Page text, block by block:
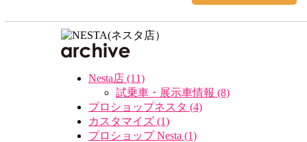
Nesta店 (11)
試乗車・展示車情報 (8)
プロショップネスタ (4)
カスタマイズ (1)
プロショップ Nesta (1)